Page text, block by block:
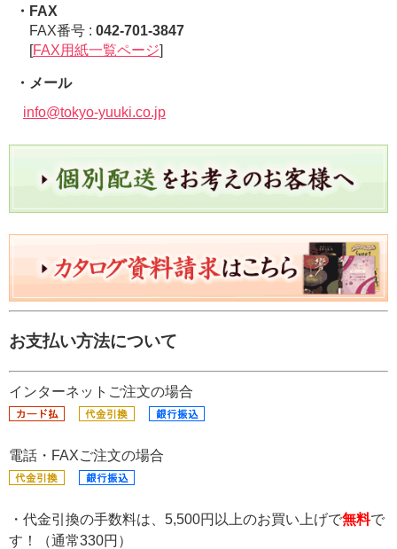
・FAX
FAX番号 : 042-701-3847
[FAX用紙一覧ページ]
・メール
info@tokyo-yuuki.co.jp
お支払い方法について
インターネットご注文の場合
電話・FAXご注文の場合
・代金引換の手数料は、5,500円以上のお買い上げで無料で
す！（通常330円）